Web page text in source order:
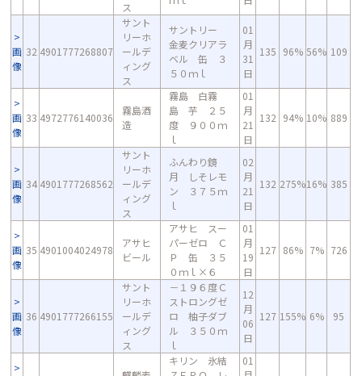
ス
画
像
32 4901777268807
サント
リーホ
ールデ
ィング
ス
サントリー
金麦クリアラ
ベル 缶 ３
５０ｍｌ
01
月
31
日
135 96% 56% 109
画
像
33 4972776140036
霧島酒
造
霧島 白霧
島 芋 ２５
度 ９００ｍ
ｌ
01
月
21
日
132 94% 10% 889
画
像
34 4901777268562
サント
リーホ
ールデ
ィング
ス
ふんわり鏡
月 しそレモ
ン ３７５ｍ
ｌ
02
月
21
日
132 275%16% 385
画
像
35 4901004024978
アサヒ
ビール
アサヒ スー
パーゼロ Ｃ
Ｐ 缶 ３５
０ｍｌ×６
01
月
19
日
127 86% 7% 726
画
像
36 4901777266155
サント
リーホ
ールデ
ィング
ス
－１９６度Ｃ
ストロングゼ
ロ 柚子ダブ
ル ３５０ｍ
ｌ
12
月
06
日
127 155% 6% 95
キリン 氷結
01